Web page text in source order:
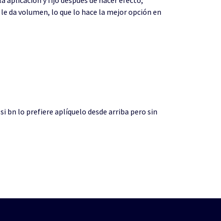
da volumen, lo que lo hace la mejor opción en
bn lo prefiere aplíquelo desde arriba pero sin